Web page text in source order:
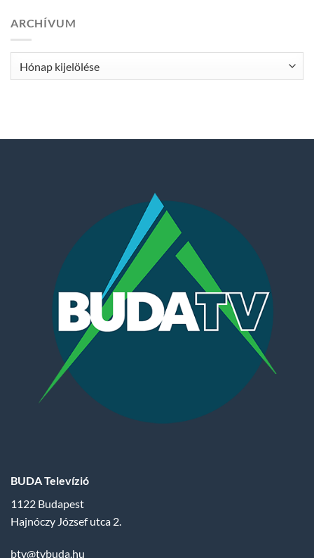
ARCHÍVUM
BUDA Televízió
1122 Budapest
Hajnóczy József utca 2.
btv@tvbuda.hu